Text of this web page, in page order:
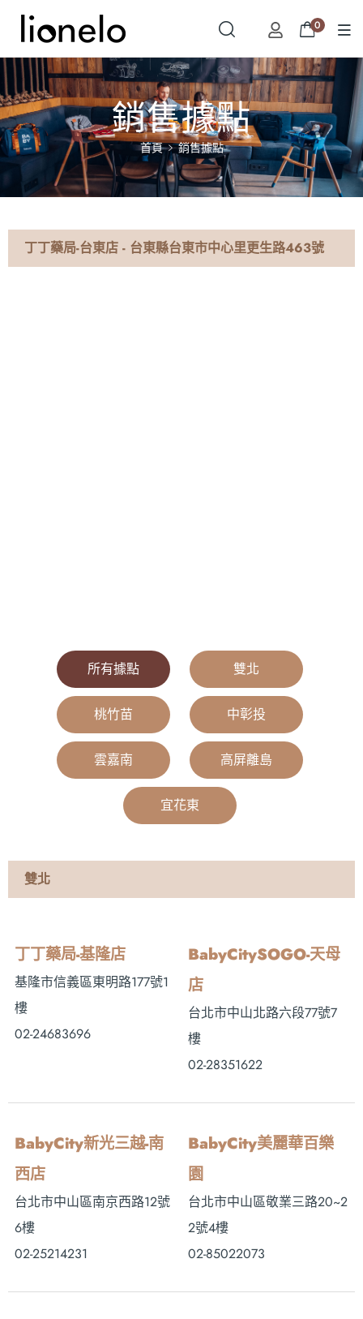
0
銷售據點
首頁 銷售據點
丁丁藥局-台東店 - 台東縣台東市中心里更生路463號
所有據點 雙北
桃竹苗 中彰投
雲嘉南 高屏離島
宜花東
雙北
丁丁藥局-基隆店
基隆市信義區東明路177號1
樓
02-24683696
BabyCitySOGO-天母
店
台北市中山北路六段77號7
樓
02-28351622
BabyCity新光三越-南
西店
台北市中山區南京西路12號
6樓
02-25214231
BabyCity美麗華百樂
園
台北市中山區敬業三路20~2
2號4樓
02-85022073